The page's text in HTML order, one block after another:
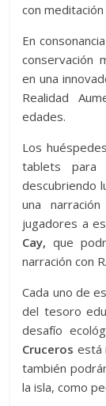
con
En
conservación
en una
Realidad
edades.
Los
tablets para
descubriendo
una
jugadores a
Cay, que
narración con
Cada uno de
del tesoro
desafío
Cruceros está
también
la isla, como